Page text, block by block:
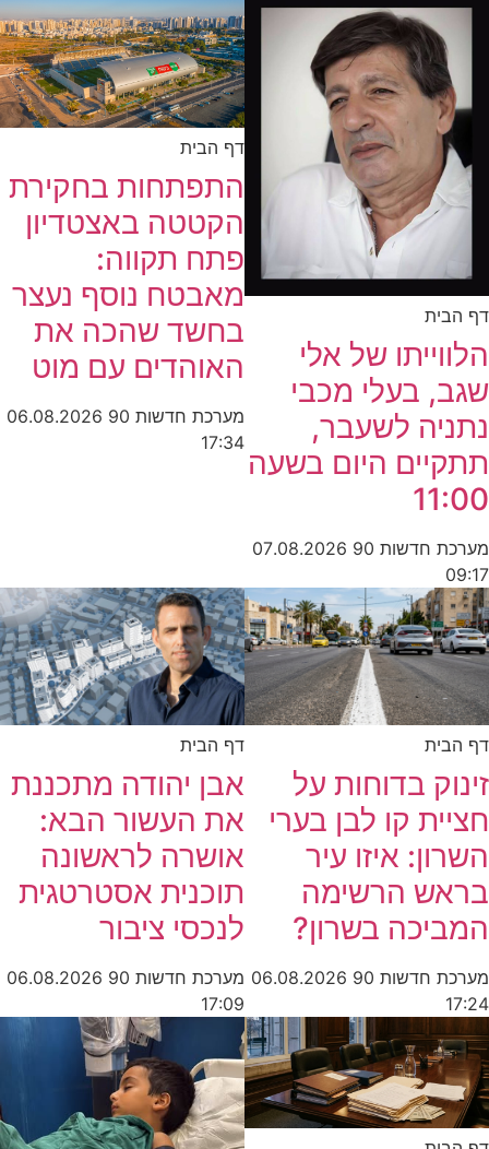
דף הבית
הלווייתו של אלי
שגב, בעלי מכבי
נתניה לשעבר,
תתקיים היום בשעה
11:00
מערכת חדשות 90
07.08.2026
09:17
דף הבית
התפתחות בחקירת
הקטטה באצטדיון
פתח תקווה:
מאבטח נוסף נעצר
בחשד שהכה את
האוהדים עם מוט
מערכת חדשות 90
06.08.2026
17:34
דף הבית
זינוק בדוחות על
חציית קו לבן בערי
השרון: איזו עיר
בראש הרשימה
המביכה בשרון?
מערכת חדשות 90
06.08.2026
17:24
דף הבית
אבן יהודה מתכננת
את העשור הבא:
אושרה לראשונה
תוכנית אסטרטגית
לנכסי ציבור
מערכת חדשות 90
06.08.2026
17:09